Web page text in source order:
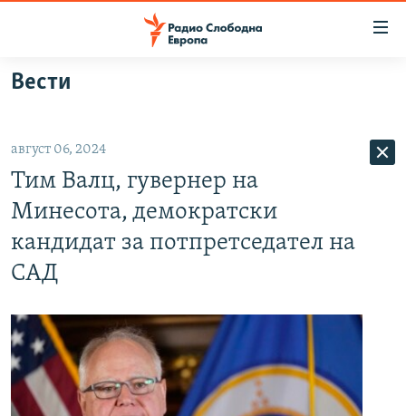
Оди
на
главната
навигација
на
пребарување
ВИЗУЕЛНО
ШТО ТРЕБА ДА ЗНАЕТЕ
ПРИЈАВИ СЕ ЗА ЊУЗЛЕТЕР
СЛЕДЕТЕ НЕ
Вести
август 06, 2024
Тим Валц, гувернер на
Минесота, демократски
кандидат за потпретседател на
САД